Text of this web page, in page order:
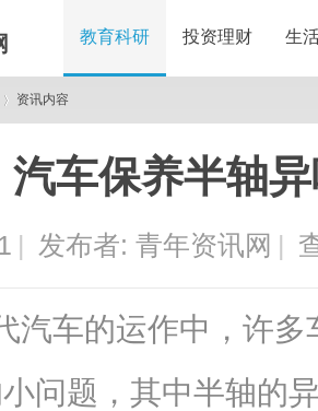
教育科研 投资理财 生
资讯内容
汽车保养半轴
| 发布者: 青年资讯网 |
汽车的运作中，许
问题，其中半轴的